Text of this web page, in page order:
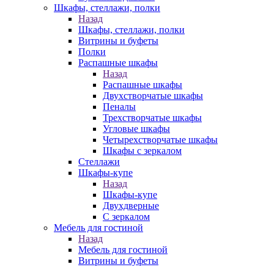
Шкафы, стеллажи, полки
Назад
Шкафы, стеллажи, полки
Витрины и буфеты
Полки
Распашные шкафы
Назад
Распашные шкафы
Двухстворчатые шкафы
Пеналы
Трехстворчатые шкафы
Угловые шкафы
Четырехстворчатые шкафы
Шкафы с зеркалом
Стеллажи
Шкафы-купе
Назад
Шкафы-купе
Двухдверные
С зеркалом
Мебель для гостиной
Назад
Мебель для гостиной
Витрины и буфеты